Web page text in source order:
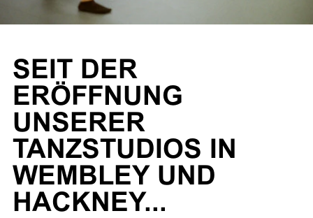
SEIT DER
ERÖFFNUNG
UNSERER
TANZSTUDIOS IN
WEMBLEY UND
HACKNEY...